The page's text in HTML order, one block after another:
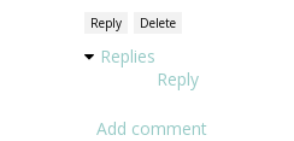
Reply Delete
Replies
Reply
Add comment